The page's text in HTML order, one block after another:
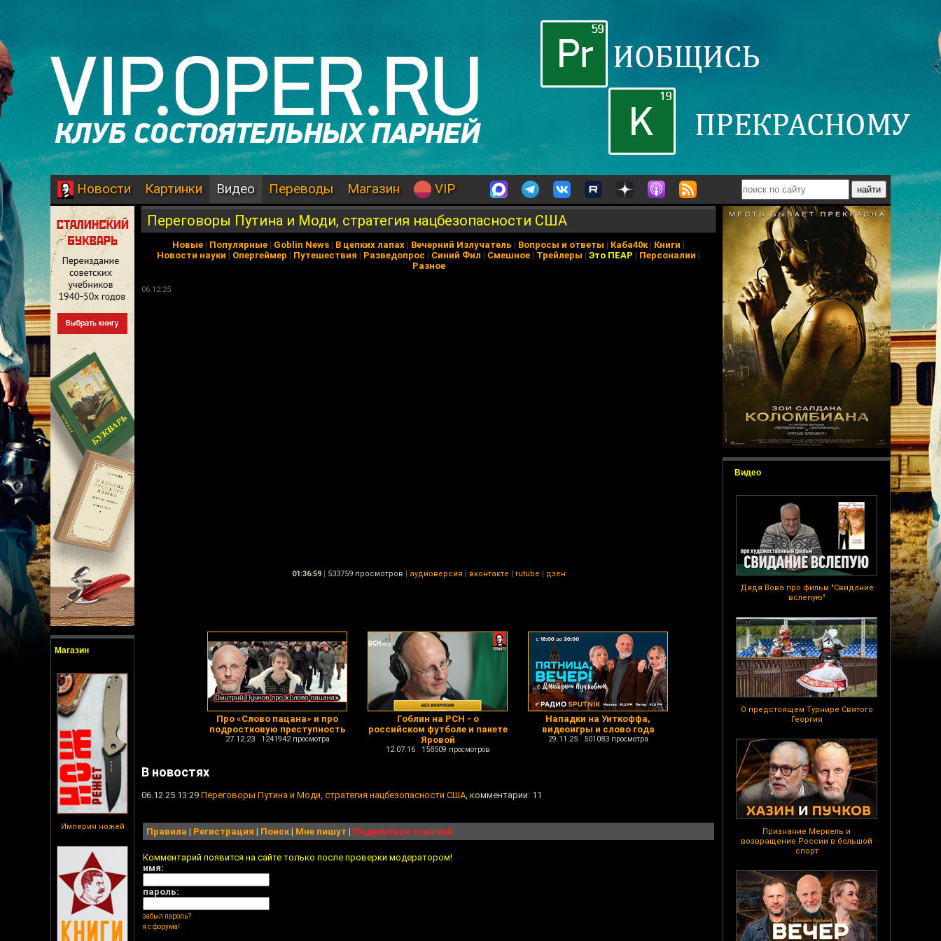
Новости Картинки Видео Переводы Магазин VIP
Магазин
Империя ножей
Видео
Дядя Вова про фильм "Свидание
вслепую"
О предстоящем Турнире Святого
Георгия
Признание Меркель и
возвращение России в большой
спорт
Переговоры Путина и Моди, стратегия нацбезопасности США
Новые | Популярные | Goblin News | В цепких лапах | Вечерний Излучатель | Вопросы и ответы | Каба40к| Книги |
Новости науки | Опергеймер | Путешествия | Разведопрос | Синий Фил | Смешное | Трейлеры | Это ПЕАР | Персоналии |
Разное
06.12.25
01:36:59 | 533759 просмотров | аудиоверсия | вконтакте | rutube | дзен
Про «Слово пацана» и про
подростковую преступность
27.12.23 1241942 просмотра
Гоблин на РСН - о
российском футболе и пакете
Яровой
12.07.16 158509 просмотров
Нападки на Уиткоффа,
видеоигры и слово года
29.11.25 501083 просмотра
В новостях
06.12.25 13:29 Переговоры Путина и Моди, стратегия нацбезопасности США, комментарии: 11
Правила | Регистрация | Поиск| Мне пишут | Поделиться ссылкой
Комментарий появится на сайте только после проверки модератором!
имя:
пароль:
забыл пароль?
я с форума!